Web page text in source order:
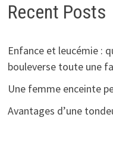
Recent Posts
Enfance et leucémie :
bouleverse toute une
Une femme enceinte
Avantages d’une